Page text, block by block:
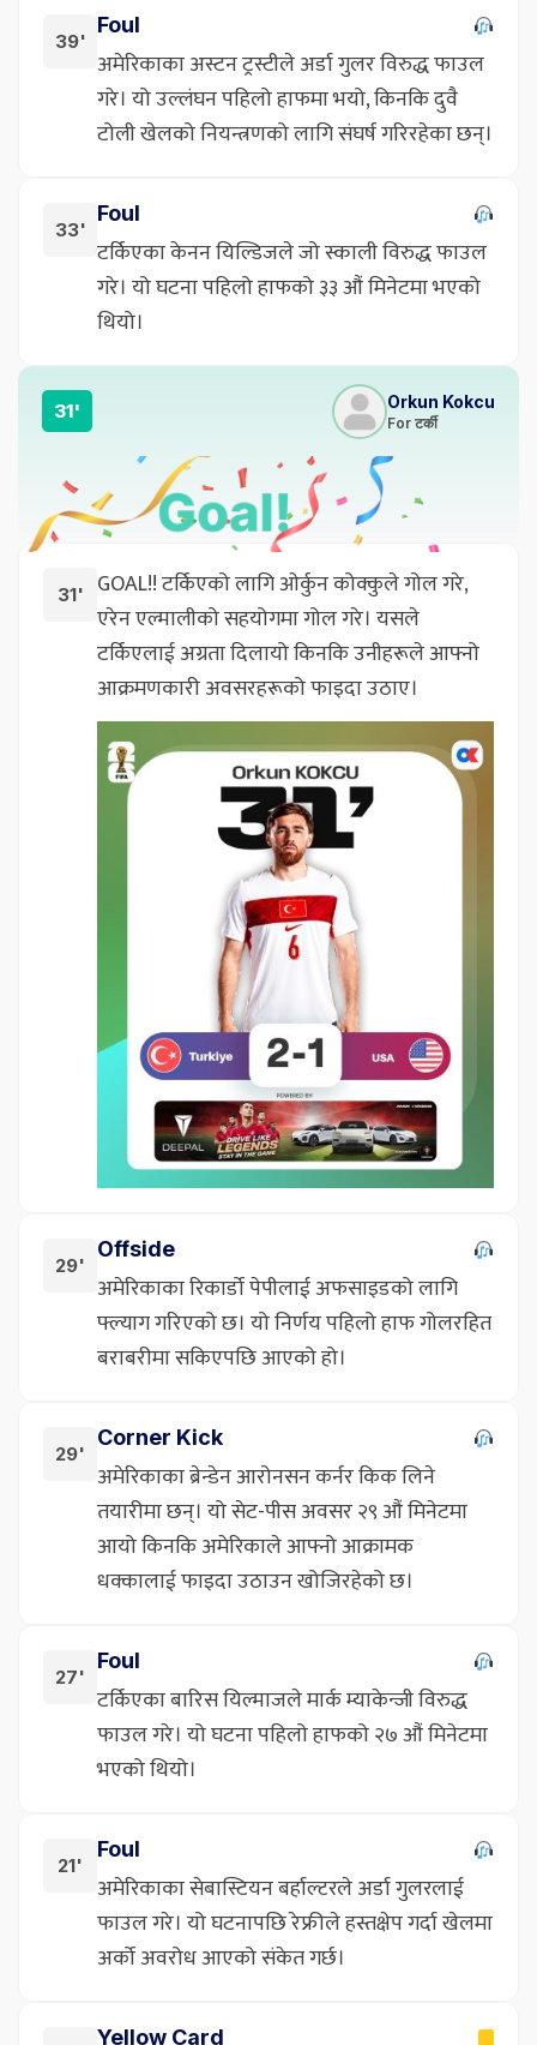
39'
Foul
अमेरिकाका अस्टन ट्रस्टीले अर्डा गुलर विरुद्ध फाउल
गरे। यो उल्लंघन पहिलो हाफमा भयो, किनकि दुवै
टोली खेलको नियन्त्रणको लागि संघर्ष गरिरहेका छन्।
33'
Foul
टर्किएका केनन यिल्डिजले जो स्काली विरुद्ध फाउल
गरे। यो घटना पहिलो हाफको ३३ औं मिनेटमा भएको
थियो।
31' Orkun Kokcu
For टर्की
31'
GOAL!! टर्किएको लागि ओर्कुन कोक्कुले गोल गरे,
एरेन एल्मालीको सहयोगमा गोल गरे। यसले
टर्किएलाई अग्रता दिलायो किनकि उनीहरूले आफ्नो
आक्रमणकारी अवसरहरूको फाइदा उठाए।
29'
Offside
अमेरिकाका रिकार्डो पेपीलाई अफसाइडको लागि
फ्ल्याग गरिएको छ। यो निर्णय पहिलो हाफ गोलरहित
बराबरीमा सकिएपछि आएको हो।
29'
Corner Kick
अमेरिकाका ब्रेन्डेन आरोनसन कर्नर किक लिने
तयारीमा छन्। यो सेट-पीस अवसर २९ औं मिनेटमा
आयो किनकि अमेरिकाले आफ्नो आक्रामक
धक्कालाई फाइदा उठाउन खोजिरहेको छ।
27'
Foul
टर्किएका बारिस यिल्माजले मार्क म्याकेन्जी विरुद्ध
फाउल गरे। यो घटना पहिलो हाफको २७ औं मिनेटमा
भएको थियो।
21'
Foul
अमेरिकाका सेबास्टियन बर्हाल्टरले अर्डा गुलरलाई
फाउल गरे। यो घटनापछि रेफ्रीले हस्तक्षेप गर्दा खेलमा
अर्को अवरोध आएको संकेत गर्छ।
Yellow Card